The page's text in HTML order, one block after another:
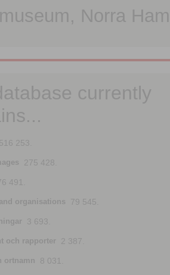
Norra
currently
516 253.
275 428.
491.
organisations 79 545.
3 693.
och rapporter 2 387.
ortnamn 8 031.